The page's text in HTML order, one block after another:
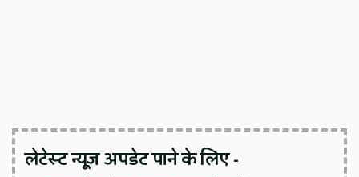
लेटेस्ट न्यूज़ अपडेट पाने के लिए -